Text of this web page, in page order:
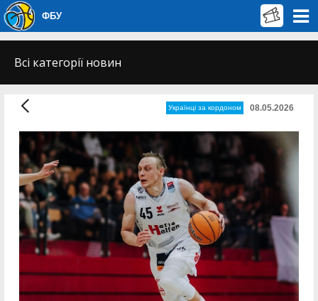
ФБУ
Всі категорії новин
Українці за кордоном 08.05.2026